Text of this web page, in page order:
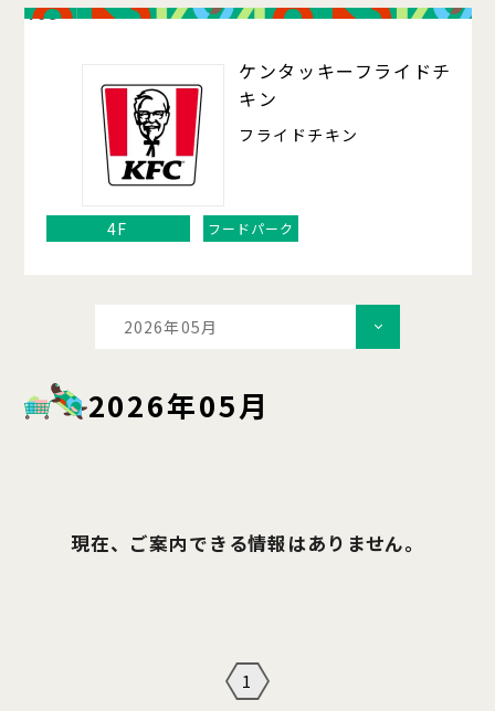
408
ケンタッキーフライドチ
キン
フライドチキン
4F フードパーク
2026年05月
2026年05月
現在、ご案内できる情報はありません。
1